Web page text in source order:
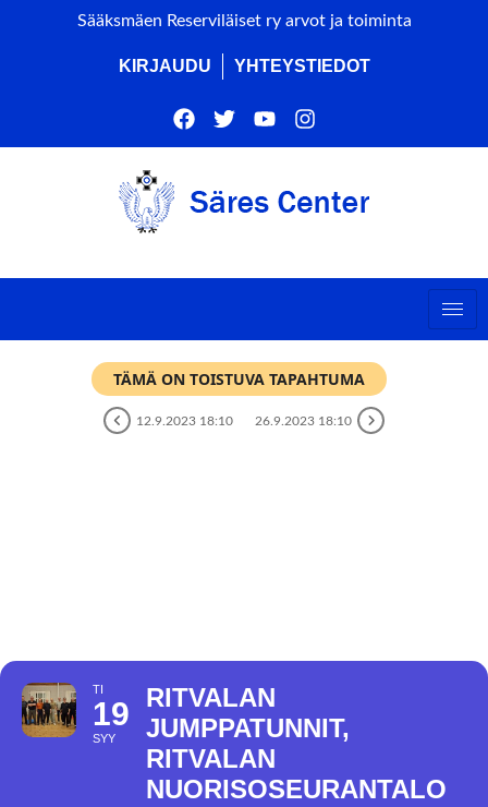
Sääksmäen Reserviläiset ry arvot ja toiminta
KIRJAUDU YHTEYSTIEDOT
TÄMÄ ON TOISTUVA TAPAHTUMA
12.9.2023 18:10 26.9.2023 18:10
TI
19
SYY
RITVALAN
JUMPPATUNNIT,
RITVALAN
NUORISOSEURANTALO